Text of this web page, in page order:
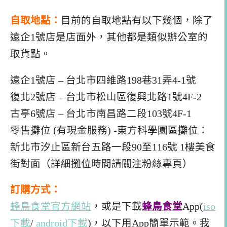
自取地點： 目前的自取地點有以下幾個，除了
遠企1號店是店面外，其他都是類似辦公室的
取貨點。
遠企1號店 – 台北市四維路198巷31弄4-1號
復北2號店 – 台北市松山區復興北路1號4F-2
古亭6號店 – 台北市南昌路二段103號4F-1
零售攤位 (有現金服務) -東方科學園區攤位：
新北市汐止區新台五路一段90至116號 1樓美食
街對面（詳細攤位時間請關注粉絲專頁）
訂購方式：
蜂鳥食堂官方網站 ，或是下載蜂鳥食堂App(iso
下載/ android下載)，以下用App簡單示範。我